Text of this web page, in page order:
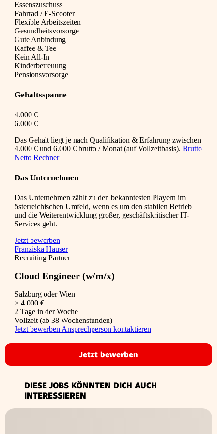
Essenszuschuss
Fahrrad / E-Scooter
Flexible Arbeitszeiten
Gesundheitsvorsorge
Gute Anbindung
Kaffee & Tee
Kein All-In
Kinderbetreuung
Pensionsvorsorge
Gehaltsspanne
4.000 €
6.000 €
Das Gehalt liegt je nach Qualifikation & Erfahrung zwischen
4.000 € und 6.000 € brutto / Monat (auf Vollzeitbasis). Brutto
Netto Rechner
Das Unternehmen
Das Unternehmen zählt zu den bekanntesten Playern im
österreichischen Umfeld, wenn es um den stabilen Betrieb
und die Weiterentwicklung großer, geschäftskritischer IT-
Services geht.
Jetzt bewerben
Franziska Hauser
Recruiting Partner
Cloud Engineer (w/m/x)
Salzburg oder Wien
> 4.000 €
2 Tage in der Woche
Vollzeit (ab 38 Wochenstunden)
Jetzt bewerben Ansprechperson kontaktieren
Jetzt bewerben
DIESE JOBS KÖNNTEN DICH AUCH
INTERESSIEREN